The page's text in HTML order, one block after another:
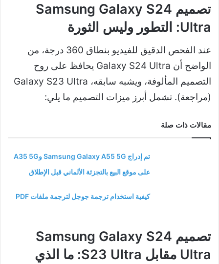
تصميم Samsung Galaxy S24
Ultra: التطور وليس الثورة
عند الفحص الدقيق للفيديو بنطاق 360 درجة، من
الواضح أن Galaxy S24 Ultra يحافظ على روح
التصميم المألوفة، ويشبه سابقه، Galaxy S23 Ultra
(مراجعة). تشمل أبرز ميزات التصميم ما يلي:
مقالات ذات صلة
تم إدراج Samsung Galaxy A55 5G وA35 5G
على موقع البيع بالتجزئة الألماني قبل الإطلاق
كيفية استخدام ترجمة جوجل لترجمة ملفات PDF
تصميم Samsung Galaxy S24
Ultra مقابل S23 Ultra: ما الذي